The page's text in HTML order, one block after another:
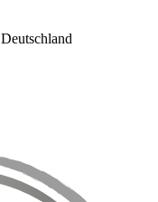
Deutschland